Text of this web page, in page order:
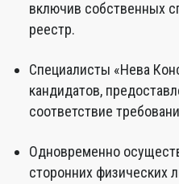
включив собственных
реестр.
Специалисты «Нева
кандидатов,
соответствие
Одновременно
сторонних физических